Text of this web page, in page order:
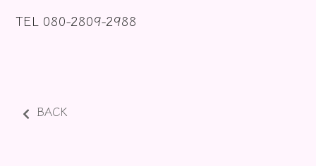
TEL 080-2809-2988
BACK